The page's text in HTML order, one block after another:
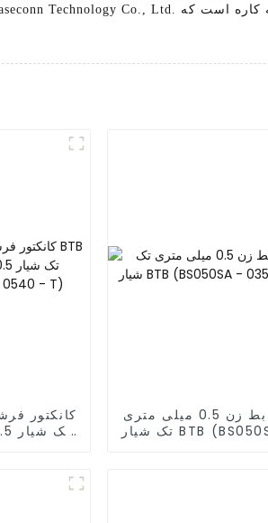
کانکتور
رابط زن 0.5 میلی متری
تک شیار BTB (BS050SA